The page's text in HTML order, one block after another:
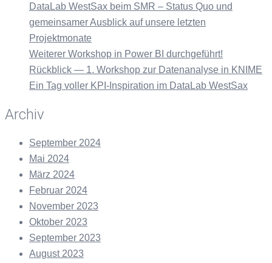
DataLab WestSax beim SMR – Status Quo und
gemeinsamer Ausblick auf unsere letzten
Projektmonate
Weiterer Workshop in Power BI durchgeführt!
Rückblick — 1. Workshop zur Datenanalyse in KNIME
Ein Tag voller KPI-Inspiration im DataLab WestSax
Archiv
September 2024
Mai 2024
März 2024
Februar 2024
November 2023
Oktober 2023
September 2023
August 2023